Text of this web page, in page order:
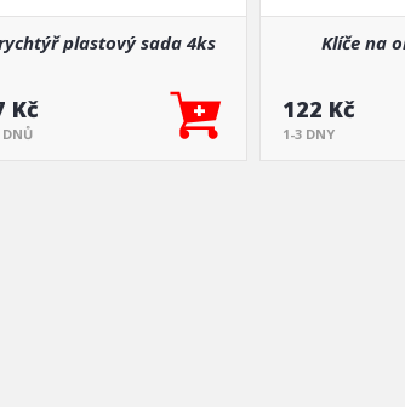
plastový sada 4ks
Kč
DNŮ
Klíče na
122 Kč
1-3 DNY